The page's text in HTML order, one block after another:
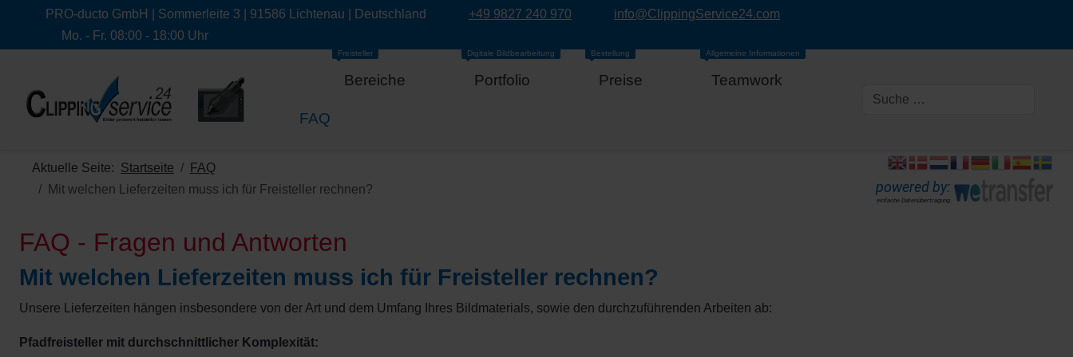
PRO-ducto GmbH | Sommerleite 3 | 91586 Lichtenau | Deutschland +49 9827 240 970
info@ClippingService24.com
Mo. - Fr. 08:00 - 18:00 Uhr
Bereiche
Freisteller
Portfolio
Digitale Bildbearbeitung
Preise
Bestellung
Teamwork
Allgemeine Informationen
FAQ
Aktuelle Seite: Startseite
FAQ
Mit welchen Lieferzeiten muss ich für Freisteller rechnen?
powered by:
einfache Datenübertragung
FAQ - Fragen und Antworten
Mit welchen Lieferzeiten muss ich für Freisteller rechnen?
Unsere Lieferzeiten hängen insbesondere von der Art und dem Umfang Ihres Bildmaterials, sowie den durchzuführenden Arbeiten ab:
Pfadfreisteller mit durchschnittlicher Komplexität: